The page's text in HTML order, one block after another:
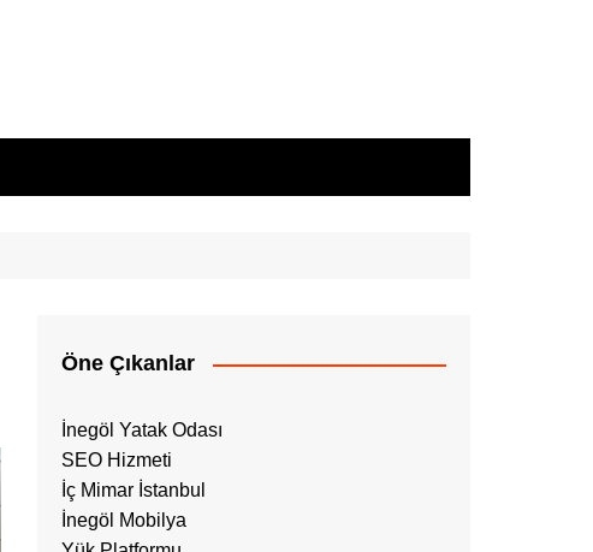
Öne Çıkanlar
İnegöl Yatak Odası
SEO Hizmeti
İç Mimar İstanbul
İnegöl Mobilya